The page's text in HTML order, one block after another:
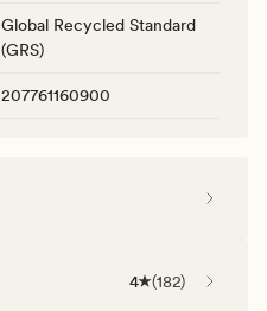
Global Recycled Standard
(GRS)
207761160900
4 (182)